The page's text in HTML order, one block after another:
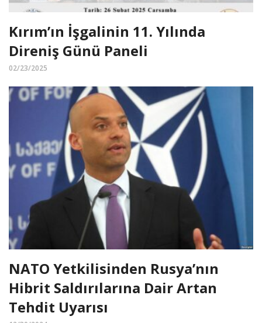
Kırım’ın İşgalinin 11. Yılında
Direniş Günü Paneli
02/23/2025
NATO Yetkilisinden Rusya’nın
Hibrit Saldırılarına Dair Artan
Tehdit Uyarısı